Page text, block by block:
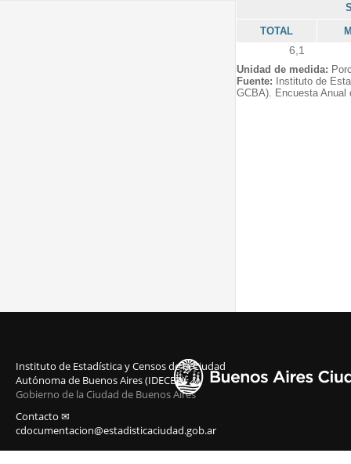
TOTAL
6,1
Unidad de medida:
Fuente: Instituto de
GCBA). Encuesta Anual
Instituto de Estadística y Censos de la Ciudad
Autónoma de Buenos Aires (IDECBA)
Gobierno de la Ciudad de Buenos Aires
Contacto ✉
cdocumentacion@estadisticaciudad.gob.ar